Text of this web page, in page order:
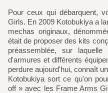
Pour ceux qui débarquent, voici le concept des Frame Arms
Girls. En 2009 Kotobukiya a
mechas originaux,
était de proposer des kits
préassemblée, sur
d'armures et différents
perdure aujourd'hui, connaît
Kotobukiya sort ce qu'on
off » avec les Frame Arms